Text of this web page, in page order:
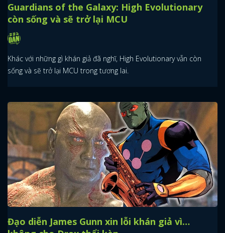
Guardians of the Galaxy: High Evolutionary
còn sống và sẽ trở lại MCU
Khác với những gì khán giả đã nghĩ, High Evolutionary vẫn còn
sống và sẽ trở lại MCU trong tương lai.
Đạo diễn James Gunn xin lỗi khán giả vì…